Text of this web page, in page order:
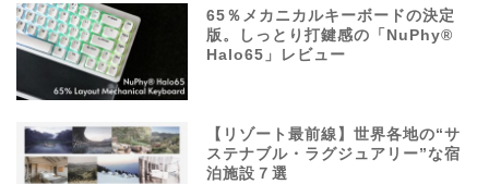
65％メカニカルキーボードの決定
版。しっとり打鍵感の「NuPhy®
Halo65」レビュー
【リゾート最前線】世界各地の“サ
ステナブル・ラグジュアリー”な宿
泊施設７選